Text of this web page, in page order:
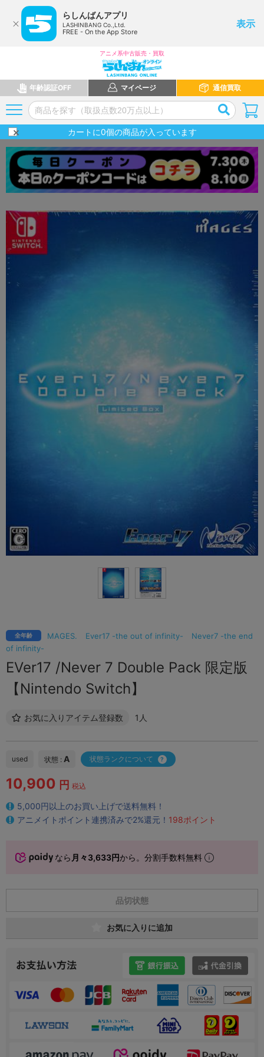
らしんばんアプリ
LASHINBANG Co.,Ltd.
FREE - On the App Store
表示
アニメ系中古販売・買取
年齢認証OFF マイページ 通信買取
カートに0個の商品が入っています
MAGES. Ever17 -the out of infinity-
Never7 -the end
of infinity-
全年齢
EVer17 /Never 7 Double Pack 限定版
【Nintendo Switch】
お気に入りアイテム登録数 1人
used 状態 : A 状態ランクについて
10,900 円 税込
5,000円以上のお買い上げで送料無料！
アニメイトポイント連携済みで2%還元！ 198ポイント
なら 月々3,633円から。分割手数料無料
品切状態
お気に入りに追加